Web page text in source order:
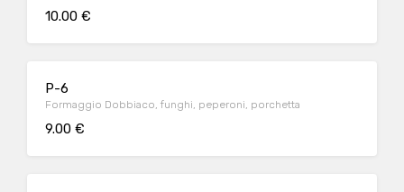
10.00 €
P-6
Formaggio Dobbiaco, funghi, peperoni, porchetta
9.00 €